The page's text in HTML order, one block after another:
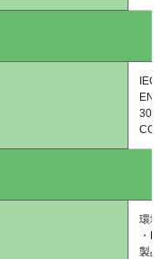
IEC
300
CCC
環境
・
製品